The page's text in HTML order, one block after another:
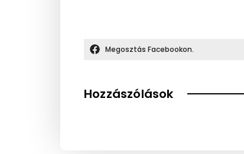
Megosztás Facebookon.
Hozzászólások